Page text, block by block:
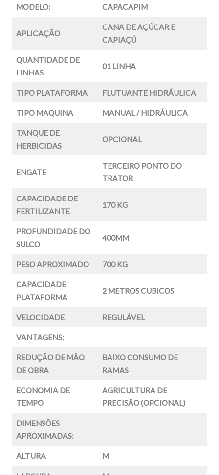
MODELO: CAPACAPIM
APLICAÇÃO
CANA DE AÇÚCAR E
CAPIAÇÚ
QUANTIDADE DE
LINHAS
01 LINHA
TIPO PLATAFORMA FLUTUANTE HIDRÁULICA
TIPO MAQUINA MANUAL / HIDRÁULICA
TANQUE DE
HERBICIDAS
OPCIONAL
ENGATE
TERCEIRO PONTO DO
TRATOR
CAPACIDADE DE
FERTILIZANTE
170 KG
PROFUNDIDADE DO
SULCO
400MM
PESO APROXIMADO 700 KG
CAPACIDADE
PLATAFORMA
2 METROS CUBICOS
VELOCIDADE REGULÁVEL
VANTAGENS:
REDUÇÃO DE MÃO
DE OBRA
BAIXO CONSUMO DE
RAMAS
ECONOMIA DE
TEMPO
AGRICULTURA DE
PRECISÃO (OPCIONAL)
DIMENSÕES
APROXIMADAS:
ALTURA M